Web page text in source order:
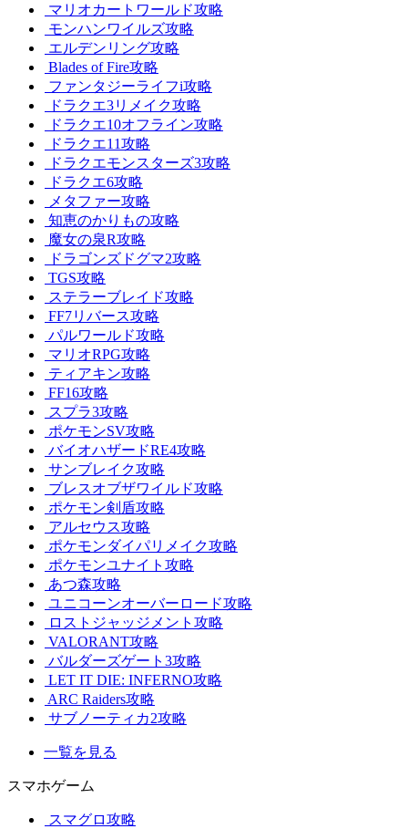
マリオカートワールド攻略
モンハンワイルズ攻略
エルデンリング攻略
Blades of Fire攻略
ファンタジーライフi攻略
ドラクエ3リメイク攻略
ドラクエ10オフライン攻略
ドラクエ11攻略
ドラクエモンスターズ3攻略
ドラクエ6攻略
メタファー攻略
知恵のかりもの攻略
魔女の泉R攻略
ドラゴンズドグマ2攻略
TGS攻略
ステラーブレイド攻略
FF7リバース攻略
パルワールド攻略
マリオRPG攻略
ティアキン攻略
FF16攻略
スプラ3攻略
ポケモンSV攻略
バイオハザードRE4攻略
サンブレイク攻略
ブレスオブザワイルド攻略
ポケモン剣盾攻略
アルセウス攻略
ポケモンダイパリメイク攻略
ポケモンユナイト攻略
あつ森攻略
ユニコーンオーバーロード攻略
ロストジャッジメント攻略
VALORANT攻略
バルダーズゲート3攻略
LET IT DIE: INFERNO攻略
ARC Raiders攻略
サブノーティカ2攻略
一覧を見る
スマホゲーム
スマグロ攻略